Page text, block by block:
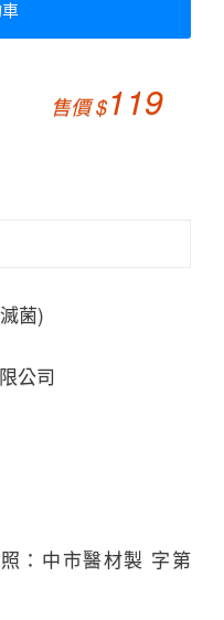
119
菌)
公司
：中市醫材製 字第